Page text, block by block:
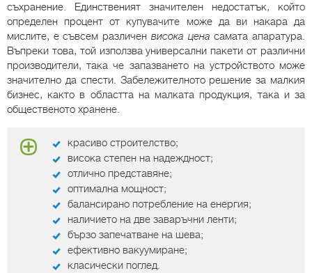
съхранение. Единственият значителен недостатък, който
определен процент от купувачите може да ви накара да
мислите, е съвсем различен висока цена самата апаратура.
Въпреки това, той използва универсални пакети от различни
производители, така че запазването на устройството може
значително да спести. Забележителното решение за малкия
бизнес, както в областта на малката продукция, така и за
общественото хранене.
красиво строителство;
висока степен на надеждност;
отлично представяне;
оптимална мощност;
балансирано потребление на енергия;
наличието на две заваръчни ленти;
бързо запечатване на шева;
ефективно вакуумиране;
класически поглед.